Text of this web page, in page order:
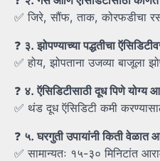
✅ जिरे, सौंफ, ताक, कोरफडीचा
❓ ३.झोपण्याच्यापद्धतीचा
✅ होय, झोपताना उजव्या बाजूला
❓ ४.ऍसिडिटीसाठीदूधपिणेयोग्य
✅ थंड दूध ऍसिडिटी कमी
❓ ५.घरगुतीउपायांनीकितीवेळात
✅ सामान्यतः १५-३० मिनिटांत